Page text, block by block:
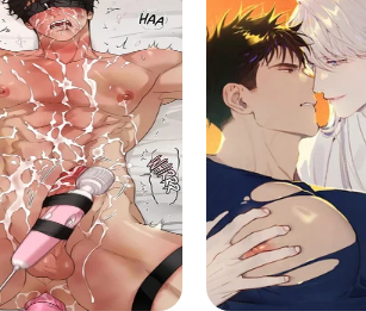
– Chap 40 02/
– Chap 39